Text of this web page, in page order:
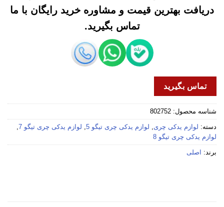
دریافت بهترین قیمت و مشاوره خرید رایگان با ما
تماس بگیرید.
تماس بگیرید
شناسه محصول: 802752
دسته: لوازم یدکی چری, لوازم یدکی چری تیگو 5 , لوازم یدکی چری تیگو 7
,
لوازم یدکی چری تیگو 8
برند: اصلی